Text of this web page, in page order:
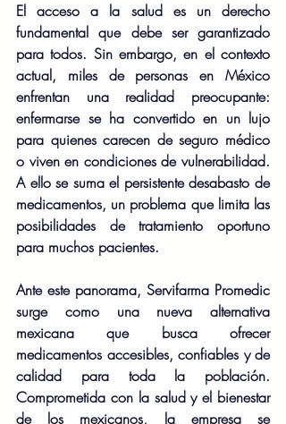
El acceso a la salud es un derecho
fundamental que debe ser garantizado
para todos. Sin embargo, en el contexto
actual, miles de personas en México
enfrentan una realidad preocupante:
enfermarse se ha convertido en un lujo
para quienes carecen de seguro médico
o viven en condiciones de vulnerabilidad.
A ello se suma el persistente desabasto de
medicamentos, un problema que limita las
posibilidades de tratamiento oportuno
para muchos pacientes.
Ante este panorama, Servifarma Promedic
surge como una nueva alternativa
mexicana que busca ofrecer
medicamentos accesibles, confiables y de
calidad para toda la población.
Comprometida con la salud y el bienestar
de los mexicanos, la empresa se